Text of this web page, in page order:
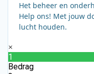
Het beheer en
Help ons! Met jouw
lucht houden.